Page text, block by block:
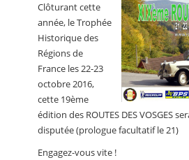
Clôturant cette
année, le Trophée
Historique des
Régions de
France les 22-23
octobre 2016,
cette 19ème
édition des ROUTES DES VOSGES
disputée (prologue facultatif le 21)
Engagez-vous vite !